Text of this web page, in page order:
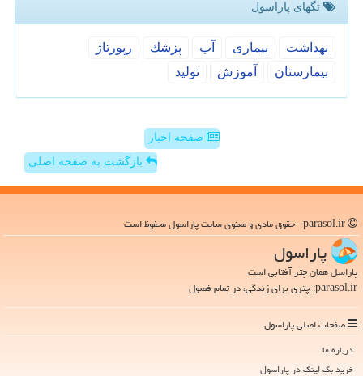
تگهای پاراسول
بهداشت بیماری آب پزشك
رپورتاژ
بیمارستان
آموزش تولید
صفحه اخبار
بازگشت به صفحه اصلی
پاراسول
پاراسل همان چتر آفتابی است
parasol.ir: چتری برای زندگی، در تمام فصول
صفحات اصلی پاراسول
درباره ما
خرید بک لینک در پاراسول